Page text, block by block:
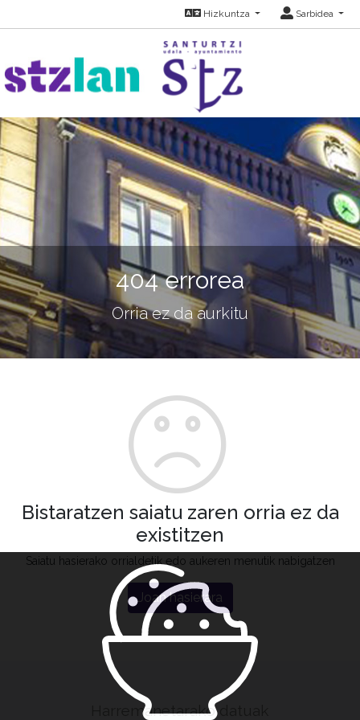
Hizkuntza Sarbidea
404 errorea
Orria ez da aurkitu
Bistaratzen saiatu zaren orria ez da
existitzen
Saiatu hasierako orrialdetik edo aukeren menutik nabigatzen
Joan hasierara
Harremanetarako datuak